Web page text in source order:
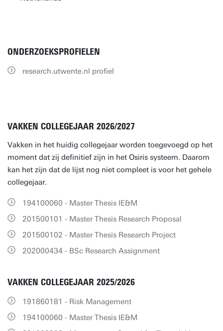
ONDERZOEKSPROFIELEN
research.utwente.nl profiel
VAKKEN COLLEGEJAAR 2026/2027
Vakken in het huidig collegejaar worden toegevoegd op het
moment dat zij definitief zijn in het Osiris systeem. Daarom
kan het zijn dat de lijst nog niet compleet is voor het gehele
collegejaar.
194100060 - Master Thesis IE&M
201500101 - Master Thesis Research Proposal
201500102 - Master Thesis Research Project
202000434 - BSc Research Assignment
VAKKEN COLLEGEJAAR 2025/2026
191860181 - Risk Management
194100060 - Master Thesis IE&M